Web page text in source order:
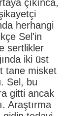
çıkınca,
herhangi
Sel'in
sertlikler
iki üst
tane misket
Sel, bu
gitti ancak
Araştırma